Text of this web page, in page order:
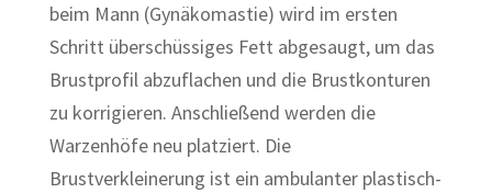
beim Mann (Gynäkomastie) wird im ersten
Schritt überschüssiges Fett abgesaugt, um das
Brustprofil abzuflachen und die Brustkonturen
zu korrigieren. Anschließend werden die
Warzenhöfe neu platziert. Die
Brustverkleinerung ist ein ambulanter plastisch-